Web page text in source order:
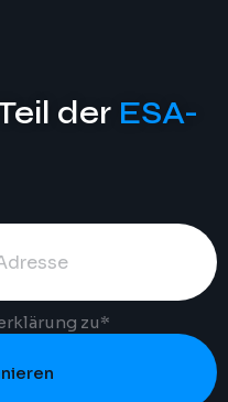
der ESA-
zu*